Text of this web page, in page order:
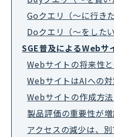
Goクエリ（～に行き
Doクエリ（～をした
SGE普及によるWebサ
Webサイトの将来性
WebサイトはAIへの
Webサイトの作成方
製品評価の重要性が
アクセスの減少は、